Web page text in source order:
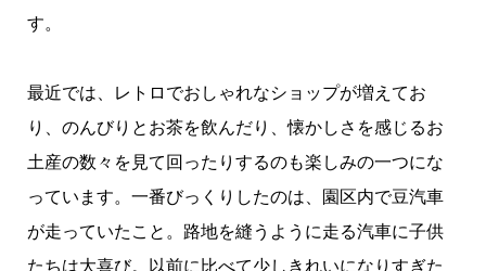
す。
最近では、レトロでおしゃれなショップが増えてお
り、のんびりとお茶を飲んだり、懐かしさを感じるお
土産の数々を見て回ったりするのも楽しみの一つにな
っています。一番びっくりしたのは、園区内で豆汽車
が走っていたこと。路地を縫うように走る汽車に子供
たちは大喜び。以前に比べて少しきれいになりすぎた